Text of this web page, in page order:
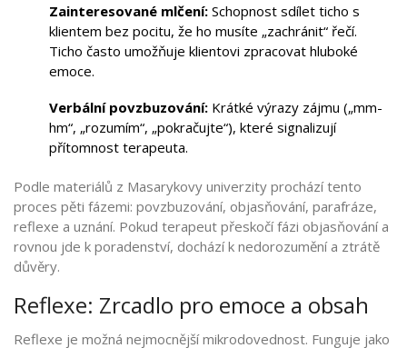
Zainteresované mlčení: Schopnost sdílet ticho s
klientem bez pocitu, že ho musíte „zachránit“ řečí.
Ticho často umožňuje klientovi zpracovat hluboké
emoce.
Verbální povzbuzování: Krátké výrazy zájmu („mm-
hm“, „rozumím“, „pokračujte“), které signalizují
přítomnost terapeuta.
Podle materiálů z Masarykovy univerzity prochází tento
proces pěti fázemi: povzbuzování, objasňování, parafráze,
reflexe a uznání. Pokud terapeut přeskočí fázi objasňování a
rovnou jde k poradenství, dochází k nedorozumění a ztrátě
důvěry.
Reflexe: Zrcadlo pro emoce a obsah
Reflexe je možná nejmocnější mikrodovednost. Funguje jako